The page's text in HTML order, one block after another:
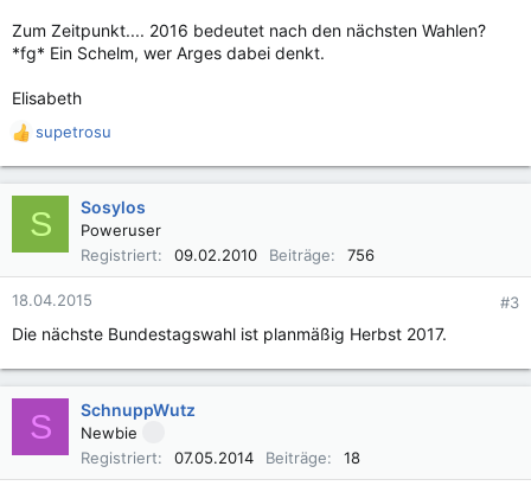
Zum Zeitpunkt.... 2016 bedeutet nach den nächsten Wahlen?
*fg* Ein Schelm, wer Arges dabei denkt.
Elisabeth
R
e
a
n
e
n
supetrosu
S Sosylos
Poweruser
Registriert
09.02.2010 Beiträge 756
18.04.2015 #3
Die nächste Bundestagswahl ist planmäßig Herbst 2017.
S SchnuppWutz
Newbie
Registriert
07.05.2014 Beiträge 18